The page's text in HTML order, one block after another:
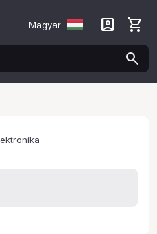
Magyar account_box shopping_cart